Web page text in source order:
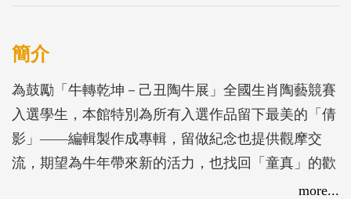
簡介
為鼓勵「牛轉乾坤－己丑陶牛展」全國生肖陶藝競賽
入選學生，本館特別為所有入選作品留下最美的「倩
影」——編輯製作成專輯，留做紀念也提供觀摩交
流，期望為牛年帶來新的活力，也找回「童真」的歡
more...